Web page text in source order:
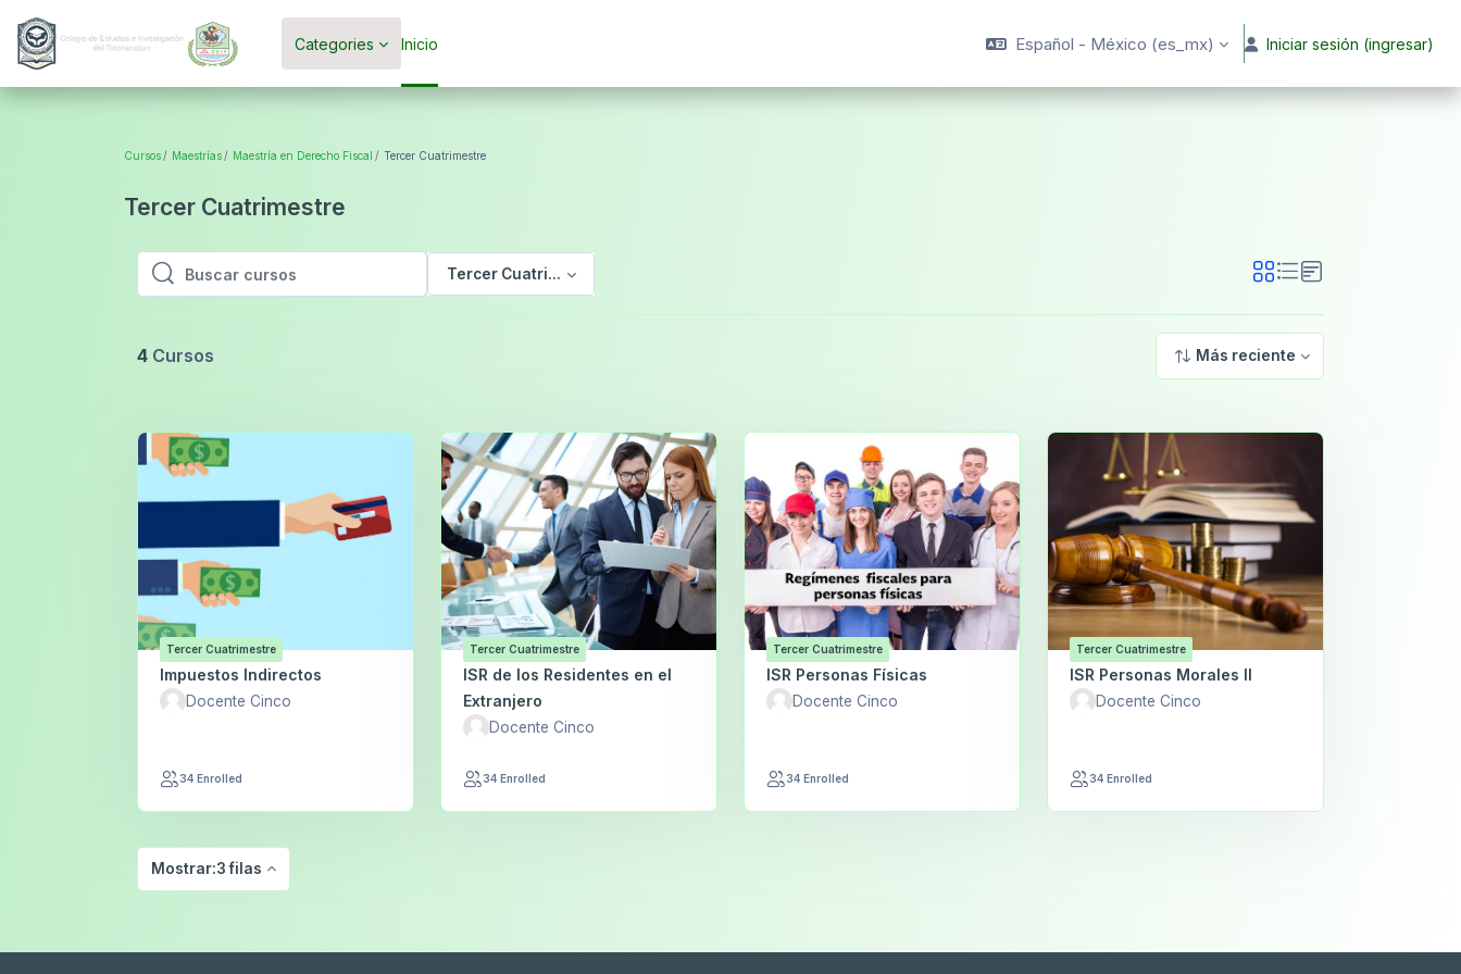
Categories
Inicio Español - México ‎(es_mx)‎ Iniciar sesión (ingresar)
Cursos Maestrías Maestría en Derecho Fiscal Tercer Cuatrimestre
Tercer Cuatrimestre
Buscar cursos
Buscar cursos
Tercer Cuatrimestre
4 Cursos Más reciente
Tercer Cuatrimestre
Impuestos Indirectos
Docente Cinco
34 Enrolled
Tercer Cuatrimestre
ISR de los Residentes en el
Extranjero
Docente Cinco
34 Enrolled
Tercer Cuatrimestre
ISR Personas Físicas
Docente Cinco
34 Enrolled
Tercer Cuatrimestre
ISR Personas Morales II
Docente Cinco
34 Enrolled
Mostrar:3 filas